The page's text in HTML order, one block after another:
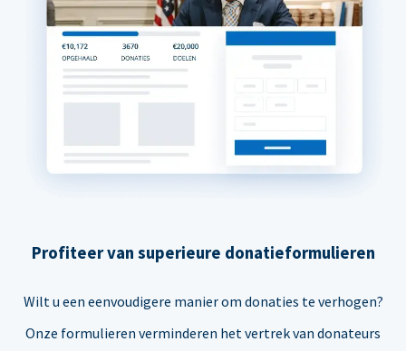
Profiteer van superieure donatieformulieren
Wilt u een eenvoudigere manier om donaties te verhogen?
Onze formulieren verminderen het vertrek van donateurs